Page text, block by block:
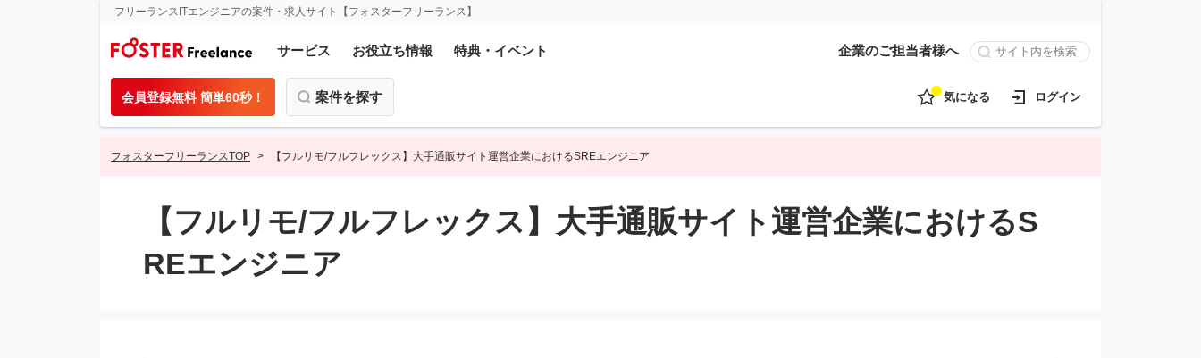
フリーランスITエンジニアの案件・求人サイト【フォスターフリーランス】
サービス お役立ち情報 特典・イベント 企業のご担当者様へ
会員登録無料 簡単60秒！ 案件を探す 気になる ログイン
フォスターフリーランスTOP 【フルリモ/フルフレックス】大手通販サイト運営企業におけるSREエンジニア
【フルリモ/フルフレックス】大手通販サイト運営企業におけるS
REエンジニア